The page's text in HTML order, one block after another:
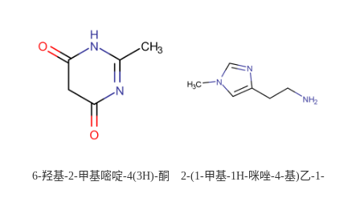
校可先用后付
6-羟基-2-甲基嘧啶-4(3H)-酮
2-(1-甲基-1H-咪唑-4-基)乙-1-